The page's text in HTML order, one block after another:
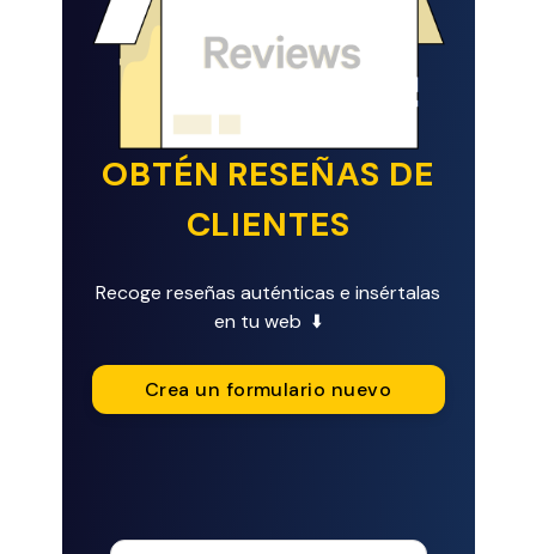
OBTÉN RESEÑAS DE
CLIENTES
Recoge reseñas auténticas e insértalas
en tu web ⬇️
Crea un formulario nuevo